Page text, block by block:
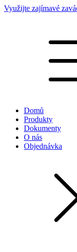
Využijte zajímavé
Domů
Produkty
Dokumenty
O nás
Objednávka